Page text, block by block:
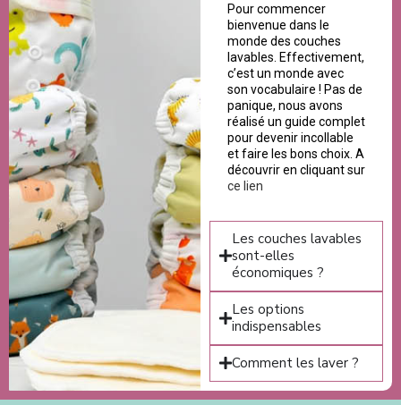
Pour commencer
bienvenue dans le
monde des couches
lavables. Effectivement,
c’est un monde avec
son vocabulaire ! Pas de
panique, nous avons
réalisé un guide complet
pour devenir incollable
et faire les bons choix. A
découvrir en cliquant sur
ce lien
Les couches lavables
sont-elles
économiques ?
Les options
indispensables
Comment les laver ?